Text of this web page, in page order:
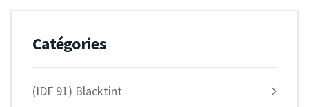
Catégories
(IDF 91) Blacktint